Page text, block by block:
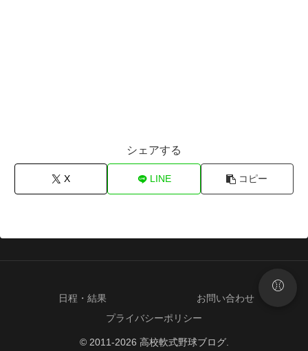
シェアする
X LINE コピー
日程・結果
お問い合わせ
プライバシーポリシー
© 2011-2026 高校軟式野球ブログ.
⚾